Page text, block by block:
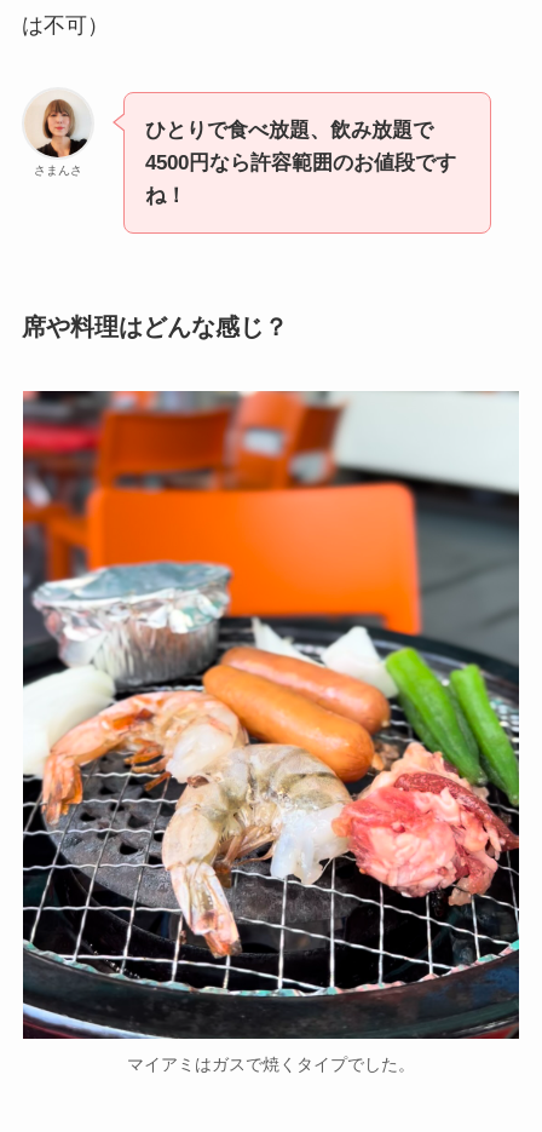
は不可）
さまんさ
ひとりで食べ放題、飲み放題で
4500円なら許容範囲のお値段です
ね！
席や料理はどんな感じ？
マイアミはガスで焼くタイプでした。